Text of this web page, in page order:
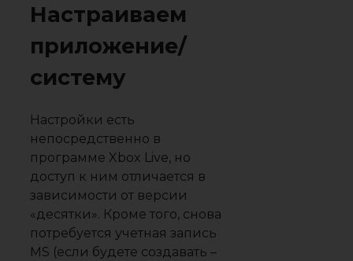
Настраиваем
приложение/
систему
Настройки есть
непосредственно в
программе Xbox Live, но
доступ к ним отличается в
зависимости от версии
«десятки». Кроме того, снова
потребуется учетная запись
MS (если будете создавать –